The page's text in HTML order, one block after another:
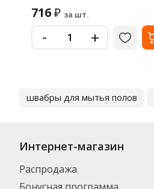
716₽ за шт.
- +
швабры для мытья полов
Интернет-магазин
Распродажа